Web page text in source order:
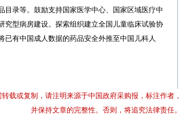
目录等。鼓励支持国家医学中心、国家区域医疗中
究型病房建设。探索组织建立全国儿童临床试验协
已有中国成人数据的药品安全外推至中国儿科人
载或复制，请注明来源于中国政府采购报，标注作者，
并保持文章的完整性。否则，将追究法律责任。